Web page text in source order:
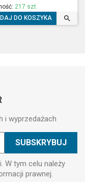
217 szt.
DO KOSZYKA 
i wyprzedażach
W tym celu należy
prawnej.